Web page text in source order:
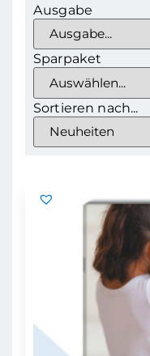
Ausgabe
Sparpaket
Sortieren nach...